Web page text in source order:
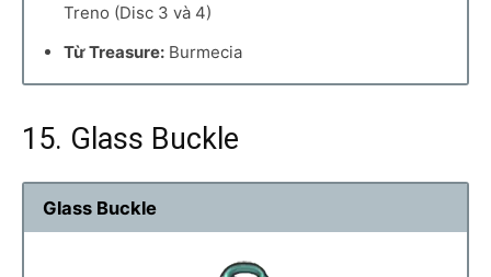
Treno (Disc 3 và 4)
Từ Treasure: Burmecia
15. Glass Buckle
Glass Buckle